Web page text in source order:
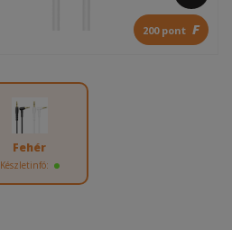
200 pont F
Fehér
Készletinfó: